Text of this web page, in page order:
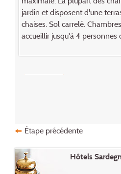
jardin et disposent d'une
chaises. Sol carrelé.
accueillir jusqu'à 4 personnes
Étape précédente
Hôtels